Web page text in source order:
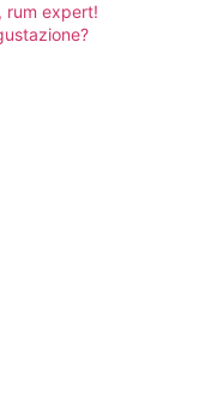
rum expert!